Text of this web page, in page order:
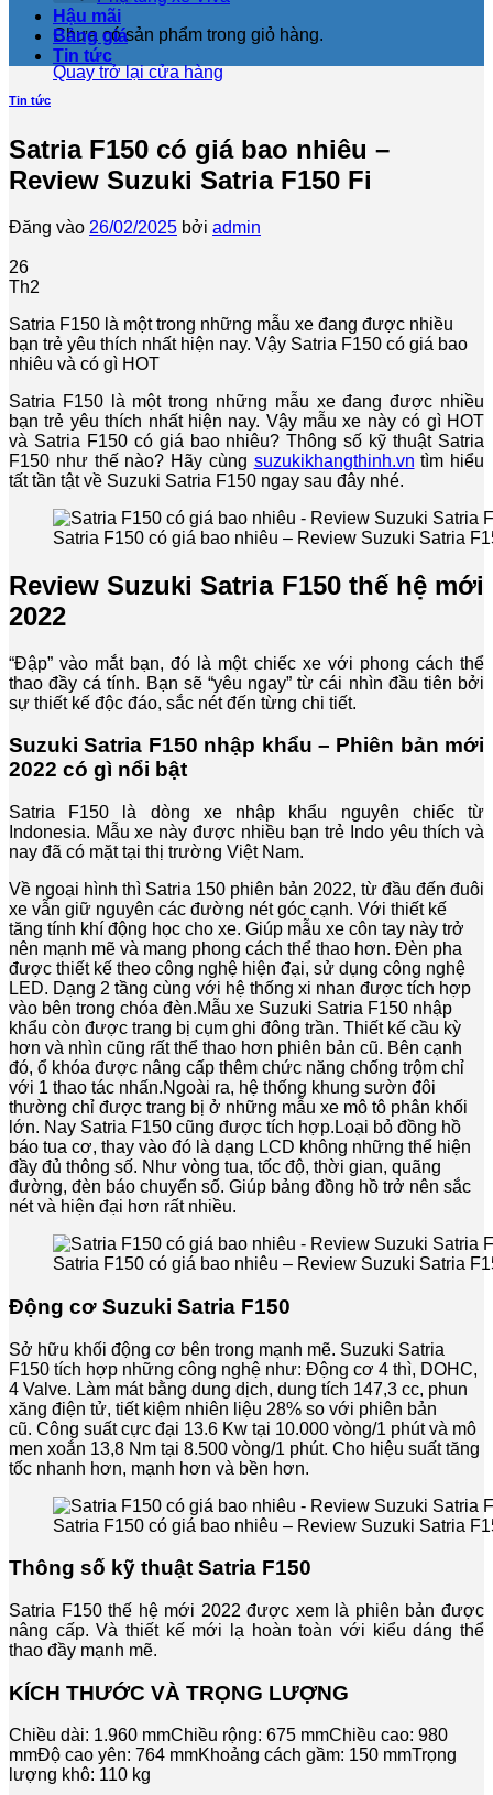
Chưa có sản phẩm trong giỏ hàng.
Quay trở lại cửa hàng
Hậu mãi
Bảng giá
Tin tức
Tin tức
Satria F150 có giá bao nhiêu –
Review Suzuki Satria F150 Fi
Đăng vào 26/02/2025 bởi admin
26
Th2
Satria F150 là một trong những mẫu xe đang được nhiều
bạn trẻ yêu thích nhất hiện nay. Vậy Satria F150 có giá bao
nhiêu và có gì HOT
Satria F150 là một trong những mẫu xe đang được nhiều
bạn trẻ yêu thích nhất hiện nay. Vậy mẫu xe này có gì HOT
và Satria F150 có giá bao nhiêu? Thông số kỹ thuật Satria
F150 như thế nào? Hãy cùng suzukikhangthinh.vn tìm hiểu
tất tần tật về Suzuki Satria F150 ngay sau đây nhé.
Satria F150 có giá bao nhiêu – Review Suzuki Satria
Review Suzuki Satria F150 thế hệ mới
2022
“Đập” vào mắt bạn, đó là một chiếc xe với phong cách thể
thao đầy cá tính. Bạn sẽ “yêu ngay” từ cái nhìn đầu tiên bởi
sự thiết kế độc đáo, sắc nét đến từng chi tiết.
Suzuki Satria F150 nhập khẩu – Phiên bản mới
2022 có gì nổi bật
Satria F150 là dòng xe nhập khẩu nguyên chiếc từ
Indonesia. Mẫu xe này được nhiều bạn trẻ Indo yêu thích và
nay đã có mặt tại thị trường Việt Nam.
Về ngoại hình thì Satria 150 phiên bản 2022, từ đầu đến đuôi
xe vẫn giữ nguyên các đường nét góc cạnh. Với thiết kế
tăng tính khí động học cho xe. Giúp mẫu xe côn tay này trở
nên mạnh mẽ và mang phong cách thể thao hơn. Đèn pha
được thiết kế theo công nghệ hiện đại, sử dụng công nghệ
LED. Dạng 2 tầng cùng với hệ thống xi nhan được tích hợp
vào bên trong chóa đèn.Mẫu xe Suzuki Satria F150 nhập
khẩu còn được trang bị cụm ghi đông trần. Thiết kế cầu kỳ
hơn và nhìn cũng rất thể thao hơn phiên bản cũ. Bên cạnh
đó, ổ khóa được nâng cấp thêm chức năng chống trộm chỉ
với 1 thao tác nhấn.Ngoài ra, hệ thống khung sườn đôi
thường chỉ được trang bị ở những mẫu xe mô tô phân khối
lớn. Nay Satria F150 cũng được tích hợp.Loại bỏ đồng hồ
báo tua cơ, thay vào đó là dạng LCD không những thể hiện
đầy đủ thông số. Như vòng tua, tốc độ, thời gian, quãng
đường, đèn báo chuyển số. Giúp bảng đồng hồ trở nên sắc
nét và hiện đại hơn rất nhiều.
Satria F150 có giá bao nhiêu – Review Suzuki Satria
Động cơ Suzuki Satria F150
Sở hữu khối động cơ bên trong mạnh mẽ. Suzuki Satria
F150 tích hợp những công nghệ như: Động cơ 4 thì, DOHC,
4 Valve. Làm mát bằng dung dịch, dung tích 147,3 cc, phun
xăng điện tử, tiết kiệm nhiên liệu 28% so với phiên bản
cũ. Công suất cực đại 13.6 Kw tại 10.000 vòng/1 phút và mô
men xoắn 13,8 Nm tại 8.500 vòng/1 phút. Cho hiệu suất tăng
tốc nhanh hơn, mạnh hơn và bền hơn.
Satria F150 có giá bao nhiêu – Review Suzuki Satria
Thông số kỹ thuật Satria F150
Satria F150 thế hệ mới 2022 được xem là phiên bản được
nâng cấp. Và thiết kế mới lạ hoàn toàn với kiểu dáng thể
thao đầy mạnh mẽ.
KÍCH THƯỚC VÀ TRỌNG LƯỢNG
Chiều dài: 1.960 mmChiều rộng: 675 mmChiều cao: 980
mmĐộ cao yên: 764 mmKhoảng cách gầm: 150 mmTrọng
lượng khô: 110 kg